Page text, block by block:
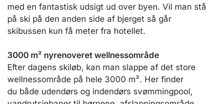
med en fantastisk udsigt ud over byen. Vil man stå
på ski på den anden side af bjerget så går
skibussen kun få meter fra hotellet.
3000 m² nyrenoveret wellnessområde
Efter dagens skiløb, kan man slappe af det store
wellnessområde på hele 3000 m². Her finder
du både udendørs og indendørs svømmingpool,